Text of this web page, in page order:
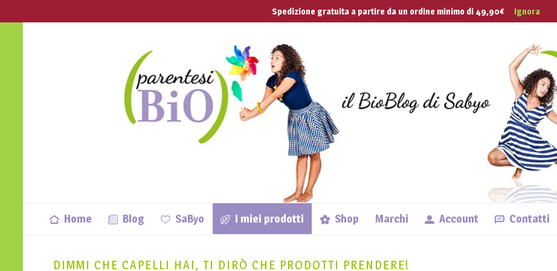
Apri anche tu una Parentesi Bio nella Tua Vita Lingue
Home Blog SaByo I miei prodotti Shop Marchi Account Contatti
DIMMI CHE CAPELLI HAI, TI DIRÒ CHE PRODOTTI PRENDERE!
Spedizione gratuita a partire da un ordine minimo di 49,90€ Ignora